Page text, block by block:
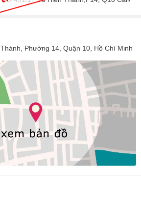
Phường 14, Quận 10, Hồ Chí Minh